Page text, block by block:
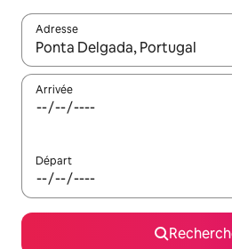
Adresse
Lorsque les résultats s'affichent,
Arrivée
Départ